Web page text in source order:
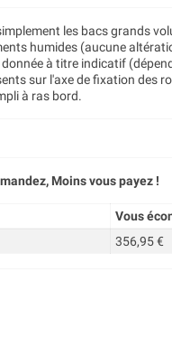
les bacs grands
humides (aucune
à titre indicatif
sur l'axe de fixation des
à ras bord.
Moins vous payez !
Vous
356,95 €